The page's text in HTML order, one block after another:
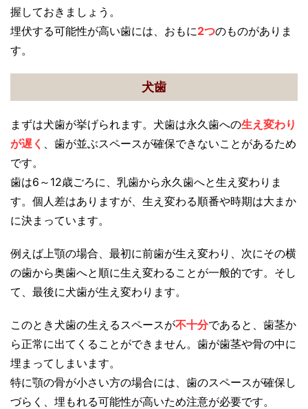
握しておきましょう。
埋伏する可能性が高い歯には、おもに2つのものがありま
す。
犬歯
まずは犬歯が挙げられます。犬歯は永久歯への生え変わり
が遅く 、歯が並ぶスペースが確保できないことがあるため
です。
歯は6～12歳ごろに、乳歯から永久歯へと生え変わりま
す。個人差はありますが、生え変わる順番や時期は大まか
に決まっています。
例えば上顎の場合、最初に前歯が生え変わり、次にその横
の歯から奥歯へと順に生え変わることが一般的です。そし
て、最後に犬歯が生え変わります。
このとき犬歯の生えるスペースが不十分であると、歯茎か
ら正常に出てくることができません。歯が歯茎や骨の中に
埋まってしまいます。
特に顎の骨が小さい方の場合には、歯のスペースが確保し
づらく、埋もれる可能性が高いため注意が必要です。